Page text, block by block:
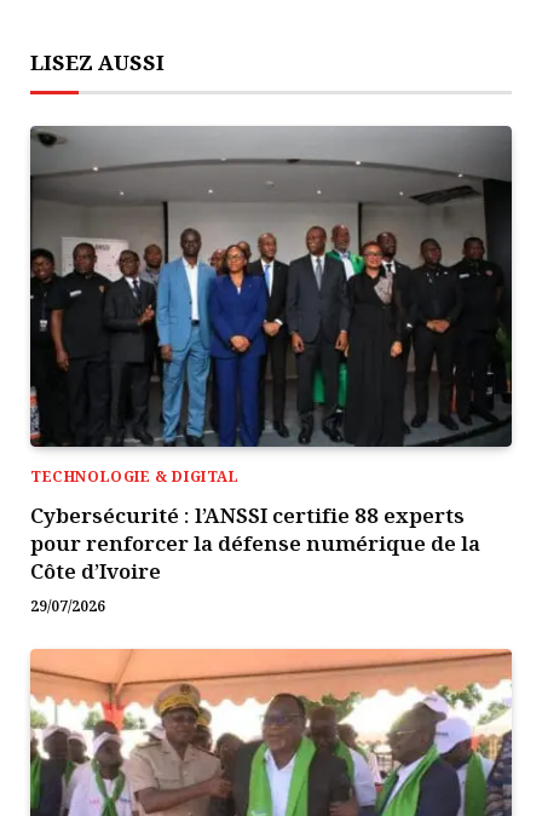
LISEZ AUSSI
TECHNOLOGIE & DIGITAL
Cybersécurité : l’ANSSI certifie 88 experts
pour renforcer la défense numérique de la
Côte d’Ivoire
29/07/2026